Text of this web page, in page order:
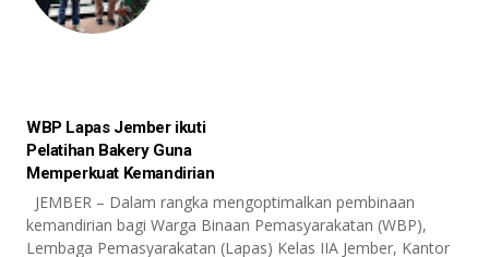
WBP Lapas Jember ikuti
Pelatihan Bakery Guna
Memperkuat Kemandirian
JEMBER – Dalam rangka mengoptimalkan pembinaan
kemandirian bagi Warga Binaan Pemasyarakatan (WBP),
Lembaga Pemasyarakatan (Lapas) Kelas IIA Jember, Kantor